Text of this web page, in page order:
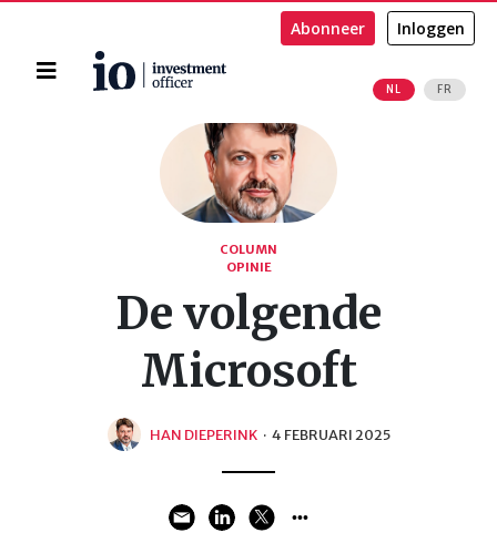
Home
NL FR
Abonneer Inloggen
COLUMN
OPINIE
De volgende
Microsoft
HAN DIEPERINK · 4 FEBRUARI 2025